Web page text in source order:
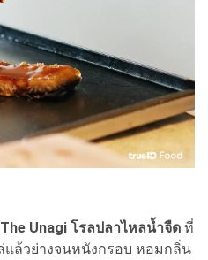
The Unagi โรลปลาไหลน้ำจืด ที่
ล้วย่างจนหนังกรอบ หอมกลิ่น